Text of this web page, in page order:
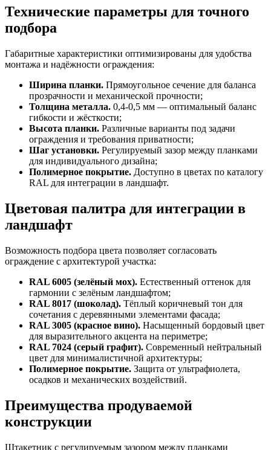
Технические параметры для точного
подбора
Габаритные характеристики оптимизированы для удобства
монтажа и надёжности ограждения:
Ширина планки. Прямоугольное сечение для баланса
прозрачности и механической прочности;
Толщина металла. 0,4-0,5 мм — оптимальный баланс
гибкости и жёсткости;
Высота планки. Различные варианты под задачи
ограждения и требования приватности;
Шаг установки. Регулируемый зазор между планками
для индивидуального дизайна;
Полимерное покрытие. Доступно в цветах по каталогу
RAL для интеграции в ландшафт.
Цветовая палитра для интеграции в
ландшафт
Возможность подбора цвета позволяет согласовать
ограждение с архитектурой участка:
RAL 6005 (зелёный мох). Естественный оттенок для
гармонии с зелёным ландшафтом;
RAL 8017 (шоколад). Тёплый коричневый тон для
сочетания с деревянными элементами фасада;
RAL 3005 (красное вино). Насыщенный бордовый цвет
для выразительного акцента на периметре;
RAL 7024 (серый графит). Современный нейтральный
цвет для минималистичной архитектуры;
Полимерное покрытие. Защита от ультрафиолета,
осадков и механических воздействий.
Преимущества продуваемой
конструкции
Штакетник с регулируемым зазором между планками